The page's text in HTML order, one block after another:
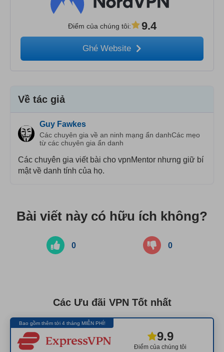
Điểm của chúng tôi: 9.4
Ghé Website
Về tác giả
Guy Fawkes
Các chuyên gia về an ninh mạng ẩn danhCác mẹo
từ các chuyên gia ẩn danh
Các chuyên gia viết bài cho vpnMentor nhưng giữ bí
mật về danh tính của họ.
Bài viết này có hữu ích không?
0 0
Các Ưu đãi VPN Tốt nhất
Bao gồm thêm tới 4 tháng MIỄN PHÍ!
Điểm của chúng tôi
9.9